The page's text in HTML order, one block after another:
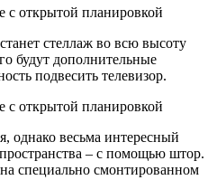
стеллаж во всю высоту
будут дополнительные
подвесить телевизор.
однако весьма интересный
– с помощью штор.
специально смонтированном